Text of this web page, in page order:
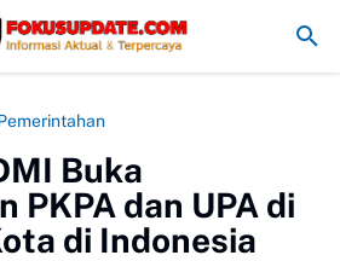
Ijazah Kelas XII Tahun Ajaran 2025/
Buka
PKPA dan UPA di
di Indonesia